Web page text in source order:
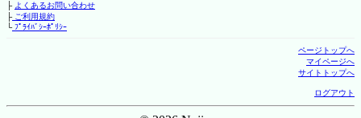
├ よくあるお問い合わせ
├ご利用規約
└ﾌﾟﾗｲﾊﾞｼｰﾎﾟﾘｼｰ
ページトップへ
マイページへ
サイトトップへ
ログアウト